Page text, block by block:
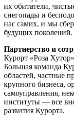
их обитатели,
снегопады и
нас самих, и мы
будущих поколений.
Партнерство и
Курорт «Роза
Большая команда
областей, частные
крупного бизнеса,
самоуправления,
институты — все
развития Курорта.